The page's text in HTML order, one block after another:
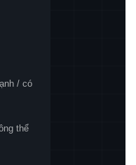
/ có
thể